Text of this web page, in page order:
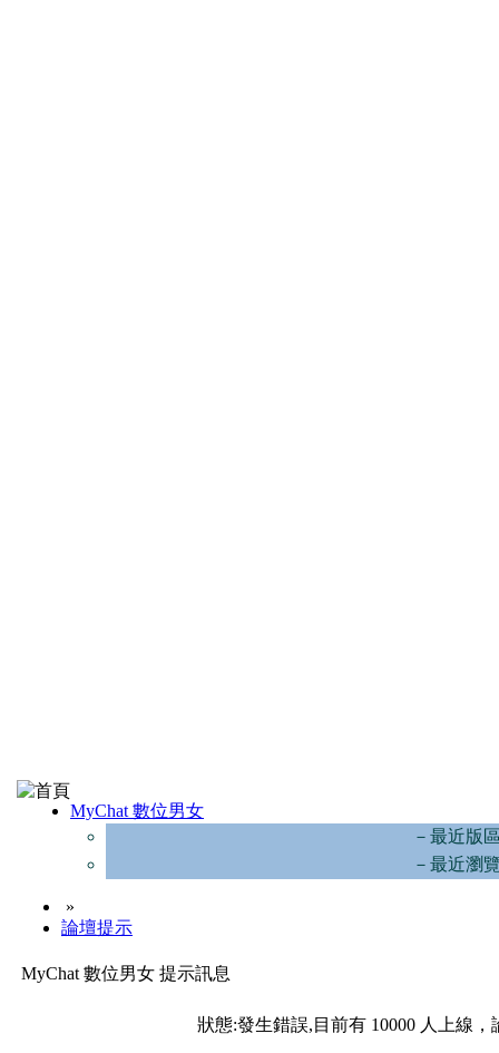
MyChat 數位男女
－最近版
－最近瀏
»
論壇提示
MyChat 數位男女 提示訊息
狀態:發生錯誤,目前有 10000 人上線